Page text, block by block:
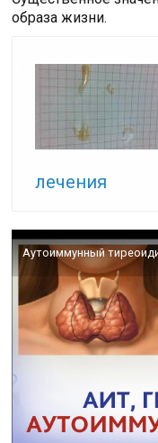
образа жизни.
лечения